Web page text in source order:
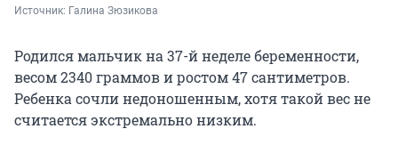
Источник: Галина Зюзикова
Родился мальчик на 37-й неделе беременности,
весом 2340 граммов и ростом 47 сантиметров.
Ребенка сочли недоношенным, хотя такой вес не
считается экстремально низким.